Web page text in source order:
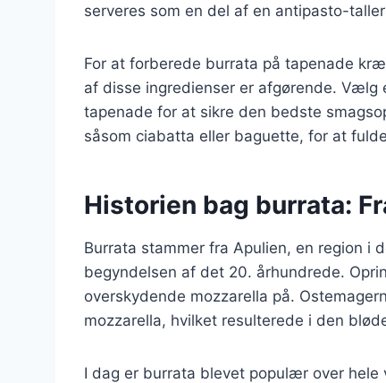
serveres som en del af en antipasto-
For at forberede burrata på tapenade
af disse ingredienser er afgørende. Vælg
tapenade for at sikre den bedste
såsom ciabatta eller baguette, for at
Historien bag burrata:
Burrata stammer fra Apulien, en region i
begyndelsen af det 20. århundrede.
overskydende mozzarella på.
mozzarella, hvilket resulterede i den
I dag er burrata blevet populær over